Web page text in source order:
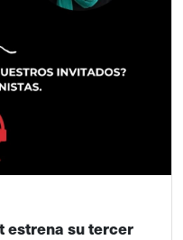
estrena su tercer